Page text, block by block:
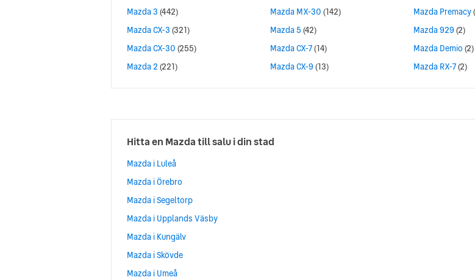
Mazda 3 (442)
Mazda CX-3 (321)
Mazda CX-30 (255)
Mazda 2 (221)
Mazda MX-30 (142)
Mazda 5 (42)
Mazda CX-7(14)
Mazda CX-9(13)
Mazda Premacy
Mazda 929(2)
Mazda Demio (2)
Mazda RX-7(2)
Hitta en Mazda till salu i din stad
Mazda i Luleå
Mazda i Örebro
Mazda i Segeltorp
Mazda i Upplands Väsby
Mazda i Kungälv
Mazda i Skövde
Mazda i Umeå